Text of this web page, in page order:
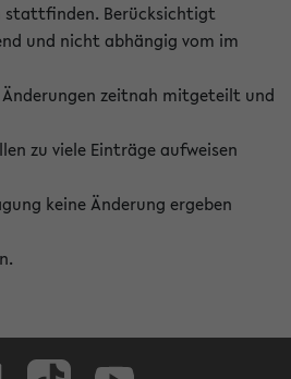
stattfinden. Berücksichtigt
und nicht abhängig vom im
Änderungen zeitnah mitgeteilt und
zu viele Einträge aufweisen
keine Änderung ergeben